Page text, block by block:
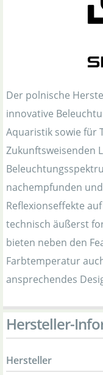
Der polnische
innovative
Aquaristik sowie für
Zukunftsweisenden
nachempfunden
Reflexionseffekte
technisch äußerst
bieten neben den
Farbtemperatur
ansprechendes
Hersteller-
Hersteller